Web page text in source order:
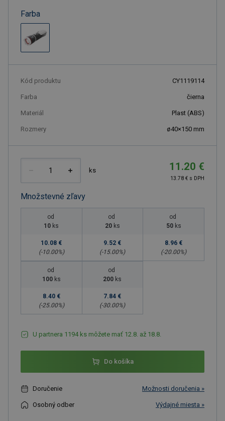
Farba
Kód produktu CY1119114
Farba čierna
Materiál Plast (ABS)
Rozmery ø40×150 mm
ks 11.20 €
13.78 € s DPH
Množstevné zľavy
od
10 ks
10.08 €
(-10.00%)
od
20 ks
9.52 €
(-15.00%)
od
50 ks
8.96 €
(-20.00%)
od
100 ks
8.40 €
(-25.00%)
od
200 ks
7.84 €
(-30.00%)
U partnera 1194 ks môžete mať 12.8. až 18.8.
Do košíka
Doručenie Možnosti doručenia »
Osobný odber Výdajné miesta »